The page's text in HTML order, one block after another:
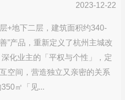
2023-12-22
+地下二层，建筑面积约340-
”产品，重新定义了杭州主城改
化业主的「平权与个性」，定
空间，营造独立又亲密的关系
㎡「见...